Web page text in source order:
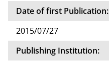
Date of first Publication:
2015/07/27
Publishing Institution: